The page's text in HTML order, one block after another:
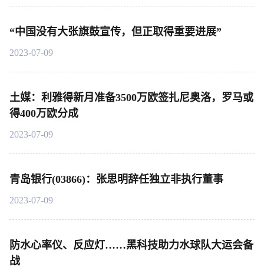
“中国没有大张旗鼓宣传，但正取得重要进展”
2023-07-09
土媒：利雅得新月准备3500万欧签扎尼奥洛，罗马或
得400万欧分成
2023-07-09
青岛银行(03866)：张思明辞任独立非执行董事
2023-07-09
防水心率仪、反应灯……黑科技助力水球队大运会备
战